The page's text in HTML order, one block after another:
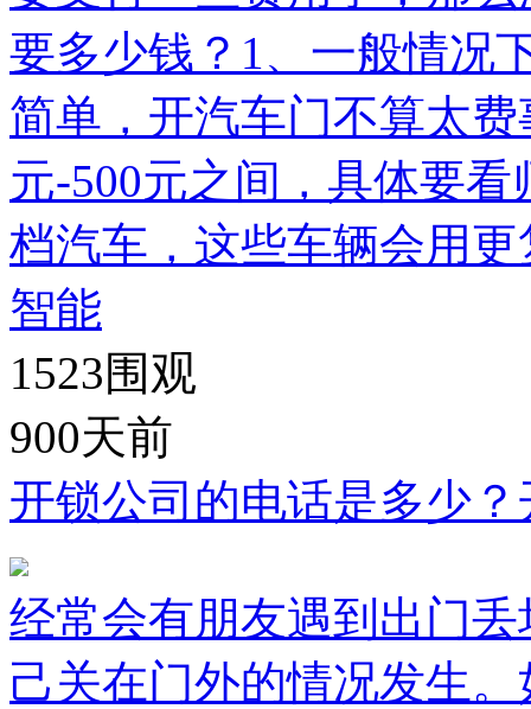
要多少钱？1、一般情况
简单，开汽车门不算太
元-500元之间，具体要
档汽车，这些车辆会用
智能
1523围观
900天前
开锁公司的电话是多少
经常会有朋友遇到出门
己关在门外的情况发生